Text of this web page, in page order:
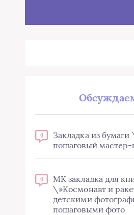
0
Закладка из
пошаговый мастер-
0
МК закладка для
\»Космонавт и
детскими
пошаговыми фото